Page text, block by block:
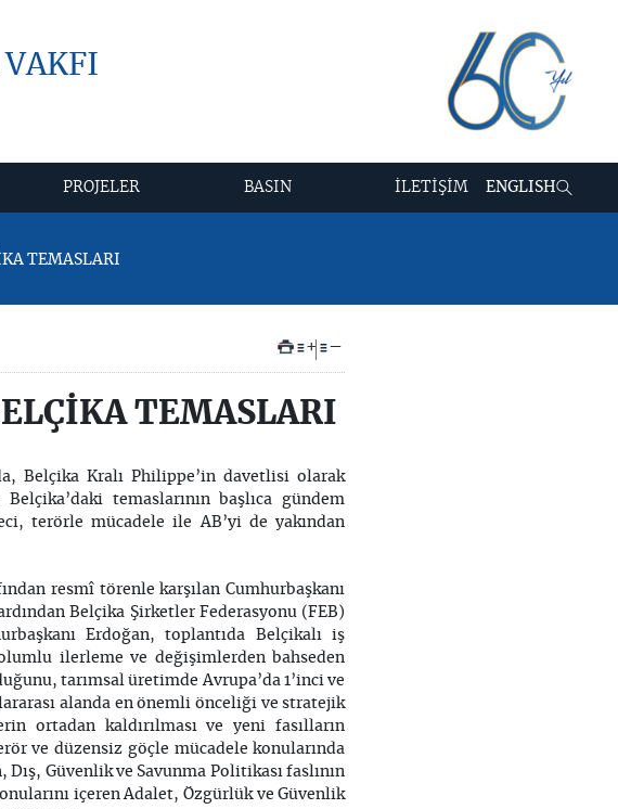
PROJELER BASIN İLETİŞİM ENGLISH
TEMASLARI
+ –
TEMASLARI
Belçika Kralı Philippe’in davetlisi olarak
temaslarının başlıca gündem
terörle mücadele ile AB’yi de yakından
resmî törenle karşılan Cumhurbaşkanı
Belçika Şirketler Federasyonu (FEB)
Erdoğan, toplantıda Belçikalı iş
ilerleme ve değişimlerden bahseden
tarımsal üretimde Avrupa’da 1’inci ve
alanda en önemli önceliği ve stratejik
ortadan kaldırılması ve yeni fasılların
ve düzensiz göçle mücadele konularında
Güvenlik ve Savunma Politikası faslının
içeren Adalet, Özgürlük ve Güvenlik